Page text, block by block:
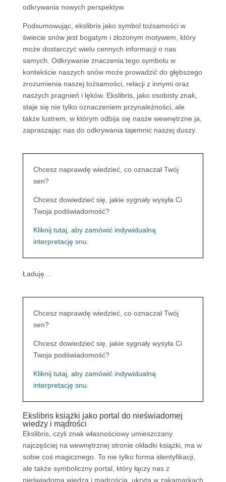
odkrywania nowych perspektyw.
Podsumowując, ekslibris jako symbol tożsamości w
świecie snów jest bogatym i złożonym motywem, który
może dostarczyć wielu cennych informacji o nas
samych. Odkrywanie znaczenia tego symbolu w
kontekście naszych snów może prowadzić do głębszego
zrozumienia naszej tożsamości, relacji z innymi oraz
naszych pragnień i lęków. Ekslibris, jako osobisty znak,
staje się nie tylko oznaczeniem przynależności, ale
także lustrem, w którym odbija się nasze wewnętrzne ja,
zapraszając nas do odkrywania tajemnic naszej duszy.
Chcesz naprawdę wiedzieć, co oznaczał Twój
sen?
Chcesz dowiedzieć się, jakie sygnały wysyła Ci
Twoja podświadomość?
Kliknij tutaj, aby zamówić indywidualną
interpretację snu.
Ładuję…
Chcesz naprawdę wiedzieć, co oznaczał Twój
sen?
Chcesz dowiedzieć się, jakie sygnały wysyła Ci
Twoja podświadomość?
Kliknij tutaj, aby zamówić indywidualną
interpretację snu.
Ekslibris książki jako portal do nieświadomej
wiedzy i mądrości
Ekslibris, czyli znak własnościowy umieszczany
najczęściej na wewnętrznej stronie okładki książki, ma w
sobie coś magicznego. To nie tylko forma identyfikacji,
ale także symboliczny portal, który łączy nas z
nieświadomą wiedzą i mądrością, ukrytą w zakamarkach